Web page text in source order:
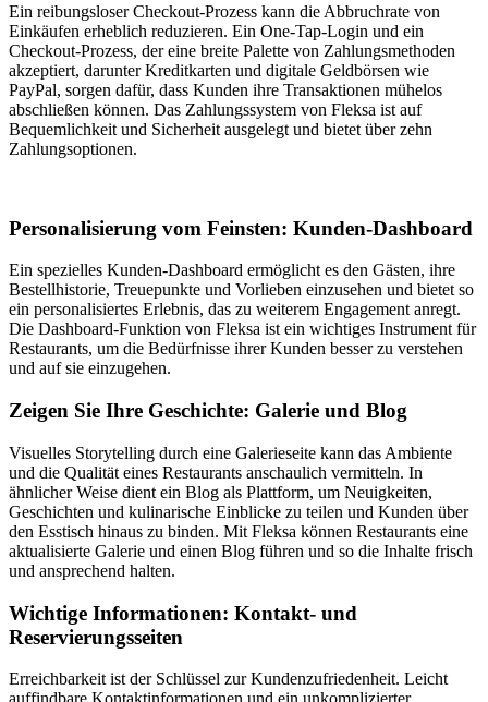
Ein reibungsloser Checkout-Prozess kann die Abbruchrate von
Einkäufen erheblich reduzieren. Ein One-Tap-Login und ein
Checkout-Prozess, der eine breite Palette von Zahlungsmethoden
akzeptiert, darunter Kreditkarten und digitale Geldbörsen wie
PayPal, sorgen dafür, dass Kunden ihre Transaktionen mühelos
abschließen können. Das Zahlungssystem von Fleksa ist auf
Bequemlichkeit und Sicherheit ausgelegt und bietet über zehn
Zahlungsoptionen.
Personalisierung vom Feinsten: Kunden-Dashboard
Ein spezielles Kunden-Dashboard ermöglicht es den Gästen, ihre
Bestellhistorie, Treuepunkte und Vorlieben einzusehen und bietet so
ein personalisiertes Erlebnis, das zu weiterem Engagement anregt.
Die Dashboard-Funktion von Fleksa ist ein wichtiges Instrument für
Restaurants, um die Bedürfnisse ihrer Kunden besser zu verstehen
und auf sie einzugehen.
Zeigen Sie Ihre Geschichte: Galerie und Blog
Visuelles Storytelling durch eine Galerieseite kann das Ambiente
und die Qualität eines Restaurants anschaulich vermitteln. In
ähnlicher Weise dient ein Blog als Plattform, um Neuigkeiten,
Geschichten und kulinarische Einblicke zu teilen und Kunden über
den Esstisch hinaus zu binden. Mit Fleksa können Restaurants eine
aktualisierte Galerie und einen Blog führen und so die Inhalte frisch
und ansprechend halten.
Wichtige Informationen: Kontakt- und
Reservierungsseiten
Erreichbarkeit ist der Schlüssel zur Kundenzufriedenheit. Leicht